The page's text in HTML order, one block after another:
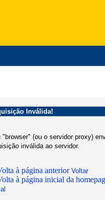
Inválida!
"browser" (ou o servidor proxy)
inválida ao servidor.
Voltar